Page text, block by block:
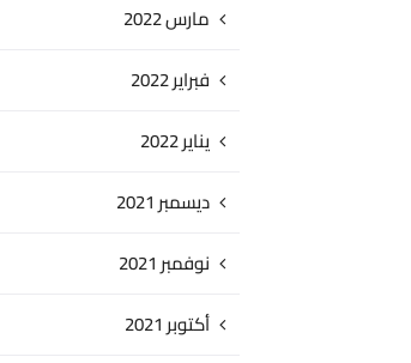
مارس 2022
فبراير 2022
يناير 2022
ديسمبر 2021
نوفمبر 2021
أكتوبر 2021